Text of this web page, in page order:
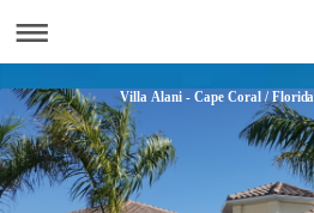
Villa Alani - Cape Coral / Florida